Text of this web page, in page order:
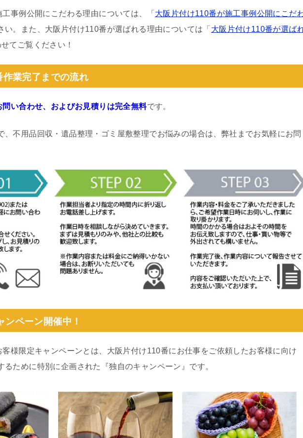
事例公開にこだわる理由については、「 大阪片付け110番が施工事例公開にこだ
い。また、大阪片付け110番が選ばれる理由については「 大阪片付け110番が選ば
せてご覧ください！
業完了までの流れ
問い合わせ、およびお見積りは完全無料です。
、不用品回収・遺品整理・ゴミ屋敷整理でお悩みの場合は、弊社までお気軽にお問
ンペーン開催中！
様限定キャンペーンとは、大阪片付け110番にお仕事をご依頼したお客様に向け
るために特別に企画された『独自のキャンペーン』です。